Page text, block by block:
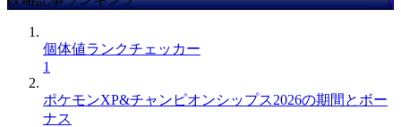
個体値ランクチェッカー
1
ポケモンXP&チャンピオンシップス2026の期間とボー
ナス